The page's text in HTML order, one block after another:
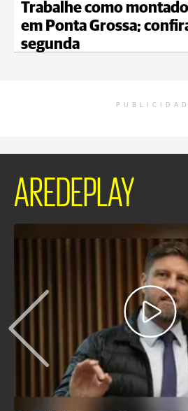
Trabalhe como
em Ponta Grossa;
segunda
AREDEPLAY